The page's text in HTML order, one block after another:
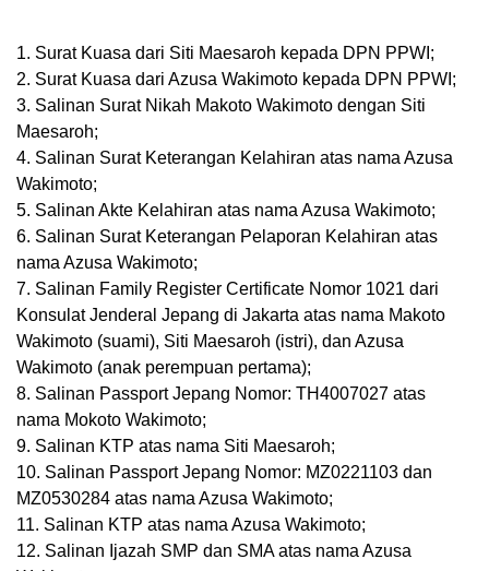
1. Surat Kuasa dari Siti Maesaroh kepada DPN PPWI;
2. Surat Kuasa dari Azusa Wakimoto kepada DPN PPWI;
3. Salinan Surat Nikah Makoto Wakimoto dengan Siti
Maesaroh;
4. Salinan Surat Keterangan Kelahiran atas nama Azusa
Wakimoto;
5. Salinan Akte Kelahiran atas nama Azusa Wakimoto;
6. Salinan Surat Keterangan Pelaporan Kelahiran atas
nama Azusa Wakimoto;
7. Salinan Family Register Certificate Nomor 1021 dari
Konsulat Jenderal Jepang di Jakarta atas nama Makoto
Wakimoto (suami), Siti Maesaroh (istri), dan Azusa
Wakimoto (anak perempuan pertama);
8. Salinan Passport Jepang Nomor: TH4007027 atas
nama Mokoto Wakimoto;
9. Salinan KTP atas nama Siti Maesaroh;
10. Salinan Passport Jepang Nomor: MZ0221103 dan
MZ0530284 atas nama Azusa Wakimoto;
11. Salinan KTP atas nama Azusa Wakimoto;
12. Salinan Ijazah SMP dan SMA atas nama Azusa